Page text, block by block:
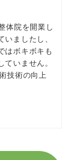
体院を開業し
ましたし、
はボキボキも
いません。
技術の向上